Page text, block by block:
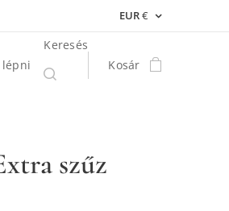
EUR€
lépni
Keresés
Kosár
szűz